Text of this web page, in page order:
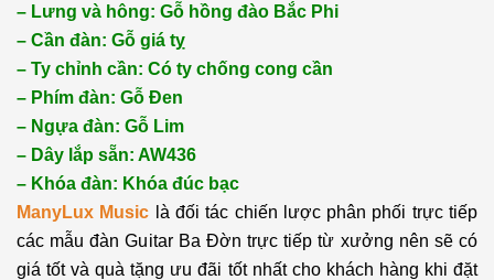
– Lưng và hông: Gỗ hồng đào Bắc Phi
– Cần đàn: Gỗ giá tỵ
– Ty chỉnh cần: Có ty chống cong cần
– Phím đàn: Gỗ Đen
– Ngựa đàn: Gỗ Lim
– Dây lắp sẵn: AW436
– Khóa đàn: Khóa đúc bạc
ManyLux Music là đối tác chiến lược phân phối trực tiếp
các mẫu đàn Guitar Ba Đờn trực tiếp từ xưởng nên sẽ có
giá tốt và quà tặng ưu đãi tốt nhất cho khách hàng khi đặt